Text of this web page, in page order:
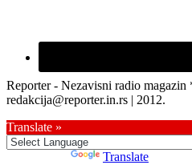
Reporter - Nezavisni radio
redakcija@reporter.in.rs | 2012.
Translate »
Translate